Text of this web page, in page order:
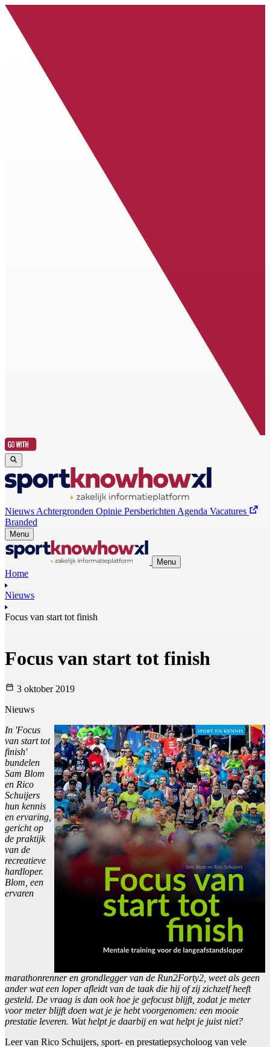
Nieuws Achtergronden Opinie Persberichten Agenda Vacatures
Branded
Menu
Menu
Home
Nieuws
Focus van start tot finish
Focus van start tot finish
3 oktober 2019
Nieuws
In 'Focus
van start tot
finish'
bundelen
Sam Blom
en Rico
Schuijers
hun kennis
en ervaring,
gericht op
de praktijk
van de
recreatieve
hardloper.
Blom, een
ervaren
marathonrenner en grondlegger van de Run2Forty2, weet als geen
ander wat een loper afleidt van de taak die hij of zij zichzelf heeft
gesteld. De vraag is dan ook hoe je gefocust blijft, zodat je meter
voor meter blijft doen wat je je hebt voorgenomen: een mooie
prestatie leveren. Wat helpt je daarbij en wat helpt je juist niet?
Leer van Rico Schuijers, sport- en prestatiepsycholoog van vele